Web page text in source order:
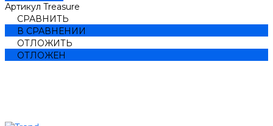
Артикул Treasure
СРАВНИТЬ
В СРАВНЕНИИ
ОТЛОЖИТЬ
ОТЛОЖЕН